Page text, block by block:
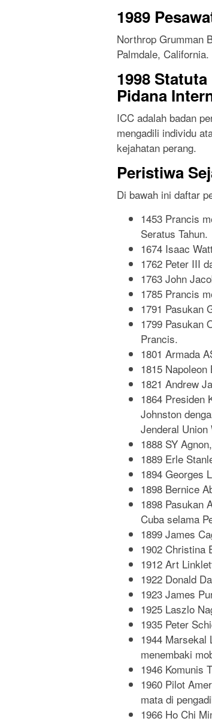
1989
Northrop Grumman
Palmdale, California.
1998
Pidana
ICC adalah badan
mengadili individu
kejahatan perang.
Peristiwa
Di bawah ini daftar
1453 Prancis
Seratus Tahun.
1674 Isaac
1762 Peter III
1763 John
1785 Prancis
1791 Pasukan
1799 Pasukan
Prancis.
1801 Armada
1815
1821 Andrew
1864 Presiden
Johnston
Jenderal
1888 SY
1889 Erle
1894 Georges
1898 Bernice
1898 Pasukan
Cuba selama
1899 James
1902 Christina
1912 Art
1922 Donald
1923 James
1925 Laszlo
1935 Peter
1944 Marsekal
menembaki
1946 Komunis
1960 Pilot
mata di
1966 Ho Chi